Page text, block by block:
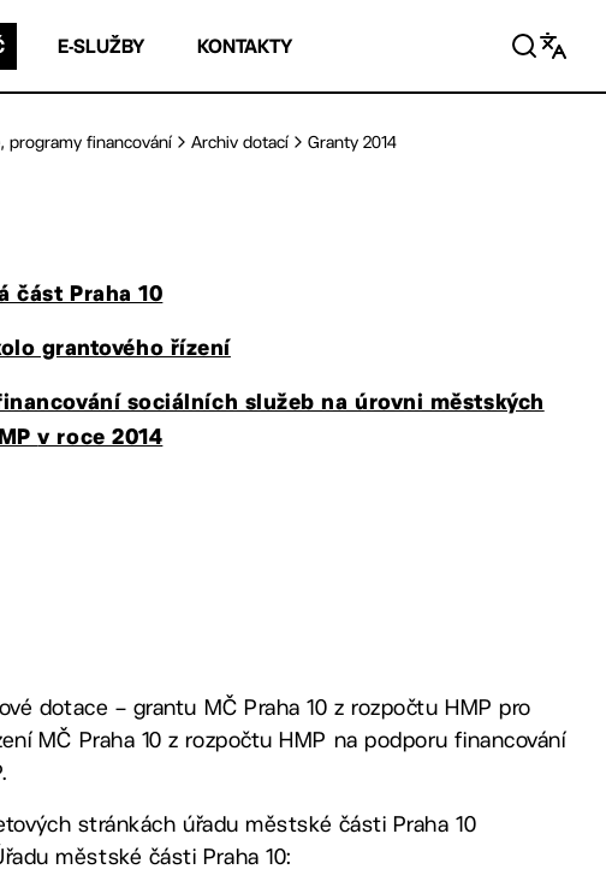
E-SLUŽBY KONTAKTY
programy financování Archiv dotací Granty 2014
část Praha 10
grantového řízení
sociálních služeb na úrovni městských
v roce 2014
dotace – grantu MČ Praha 10 z rozpočtu HMP pro
MČ Praha 10 z rozpočtu HMP na podporu financování
stránkách úřadu městské části Praha 10
městské části Praha 10: